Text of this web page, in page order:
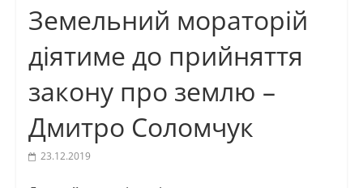
Земельний мораторій
діятиме до прийняття
закону про землю –
Дмитро Соломчук
23.12.2019